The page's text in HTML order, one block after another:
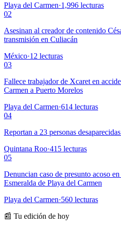
Playa del Carmen·1,996 lecturas
02
Asesinan al creador de contenido
transmisión en Culiacán
México·12 lecturas
03
Fallece trabajador de Xcaret en
Carmen a Puerto Morelos
Playa del Carmen·614 lecturas
04
Reportan a 23 personas
Quintana Roo·415 lecturas
05
Denuncian caso de presunto acoso
Esmeralda de Playa del Carmen
Playa del Carmen·560 lecturas
📰 Tu edición de hoy